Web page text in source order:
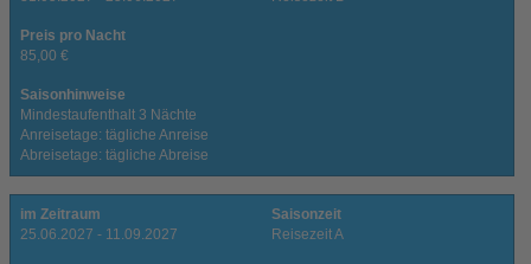
Preis pro Nacht
85,00 €
Saisonhinweise
Mindestaufenthalt 3 Nächte
Anreisetage: tägliche Anreise
Abreisetage: tägliche Abreise
im Zeitraum
25.06.2027 - 11.09.2027
Saisonzeit
Reisezeit A